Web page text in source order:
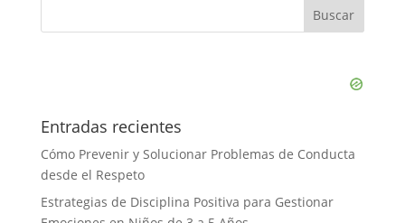
Entradas recientes
Cómo Prevenir y Solucionar Problemas de Conducta
desde el Respeto
Estrategias de Disciplina Positiva para Gestionar